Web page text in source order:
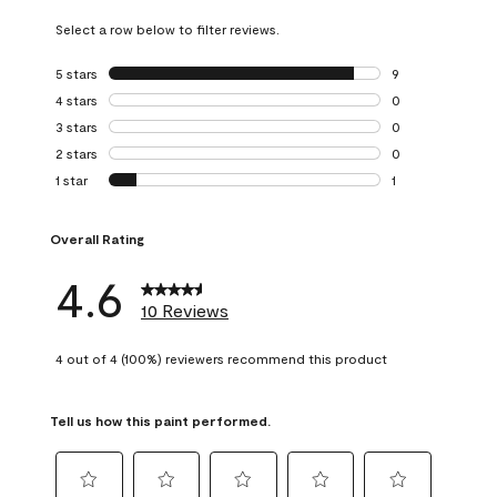
Select a row below to filter reviews.
5 stars stars
9
9 reviews with 5
4 stars stars
0
0 reviews with 4
3 stars stars
0
0 reviews with 3
2 stars stars
0
0 reviews with 2
1 star stars
1
Overall Rating
4.6 10 Reviews
4 out of 4 (100%) reviewers recommend this product
Tell us how this paint performed.